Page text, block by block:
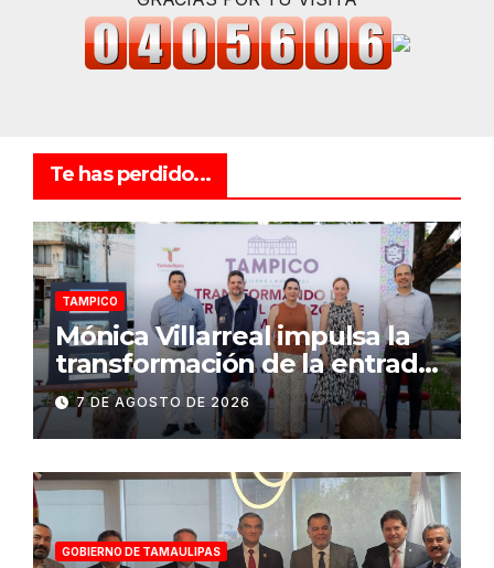
Te has perdido...
TAMPICO
Mónica Villarreal impulsa la
transformación de la entrada
al Centro Histórico de
Tampico
7 DE AGOSTO DE 2026
GOBIERNO DE TAMAULIPAS